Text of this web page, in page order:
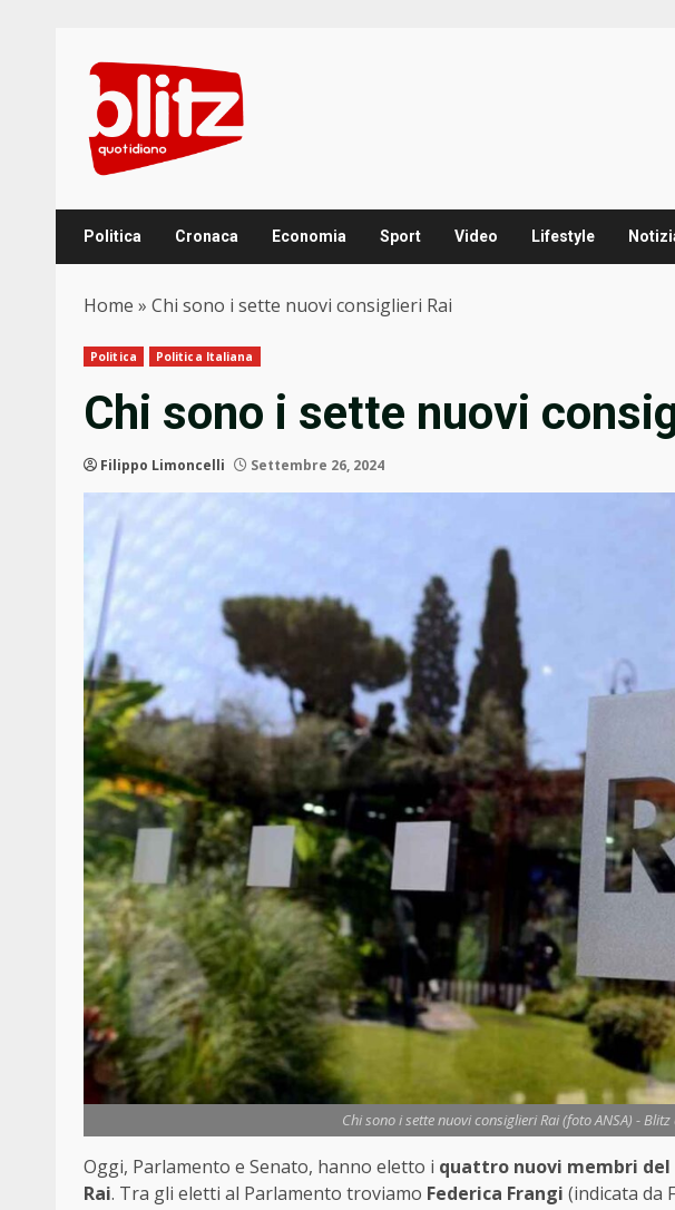
content
Politica Cronaca Economia Sport Video Lifestyle
Home » Chi sono i sette nuovi consiglieri Rai
Politica Politica Italiana
Chi sono i sette nuovi
Filippo Limoncelli Settembre 26, 2024
Chi sono i sette nuovi consiglieri Rai (foto ANSA) -
Oggi, Parlamento e Senato, hanno eletto i quattro nuovi membri
Rai. Tra gli eletti al Parlamento troviamo Federica Frangi (indicata da